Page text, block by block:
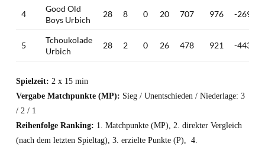
4
Good Old
Boys Urbich
28 8 0 20 707 976 -269
5
Tchoukolade
Urbich
28 2 0 26 478 921 -443
Spielzeit: 2 x 15 min
Vergabe Matchpunkte (MP): Sieg / Unentschieden / Niederlage: 3
/ 2 / 1
Reihenfolge Ranking: 1. Matchpunkte (MP), 2. direkter Vergleich
(nach dem letzten Spieltag), 3. erzielte Punkte (P), 4.